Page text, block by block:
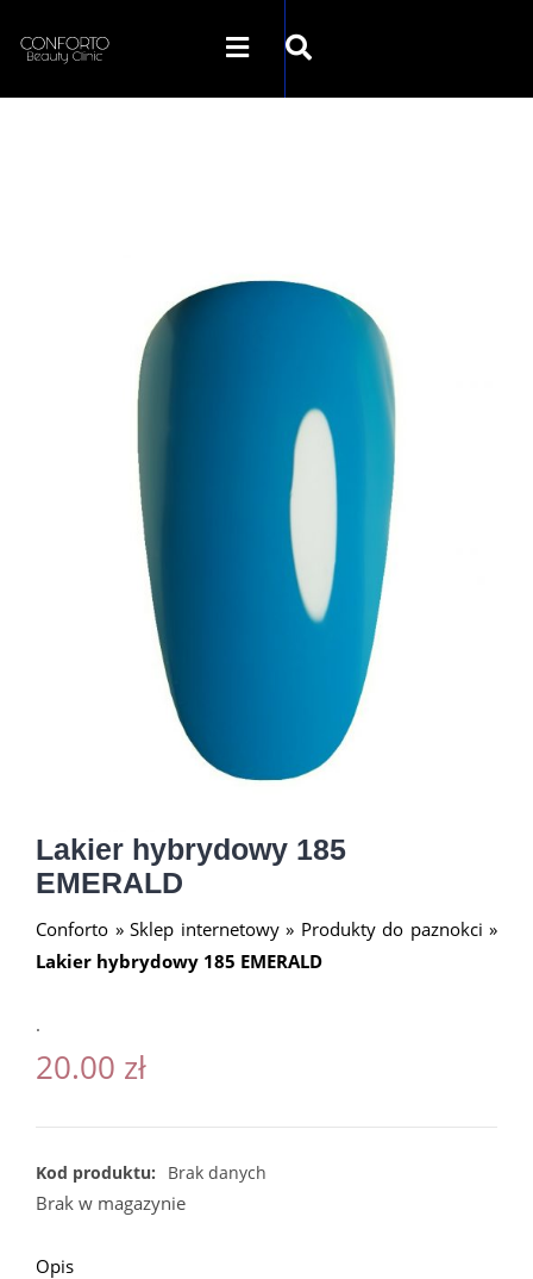
Lakier hybrydowy 185
EMERALD
Conforto » Sklep internetowy» Produkty do paznokci »
Lakier hybrydowy 185 EMERALD
.
20.00 zł
Kod produktu: Brak danych
Brak w magazynie
Opis